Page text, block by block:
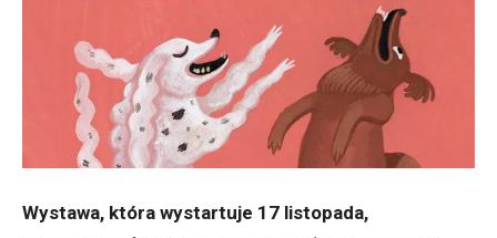
Wystawa, która wystartuje 17 listopada,